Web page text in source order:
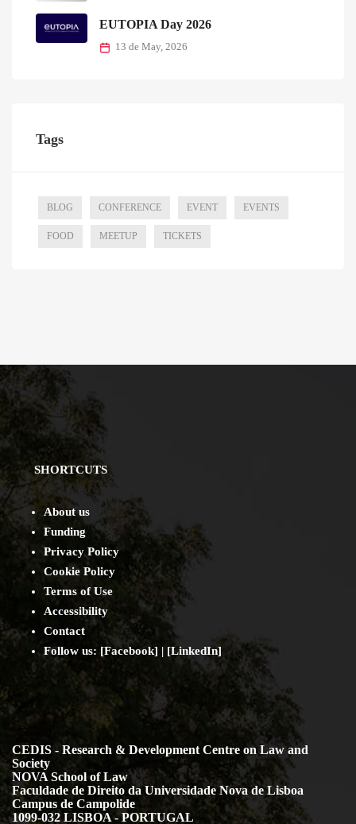
EUTOPIA Day 2026
13 de May, 2026
Tags
BLOG CONFERENCE EVENT EVENTS
FOOD MEETUP TICKETS
SHORTCUTS
About us
Funding
Privacy Policy
Cookie Policy
Terms of Use
Accessibility
Contact
Follow us: [Facebook] | [LinkedIn]
CEDIS - Research & Development Centre on Law and
Society
NOVA School of Law
Faculdade de Direito da Universidade Nova de Lisboa
Campus de Campolide
1099-032 LISBOA - PORTUGAL